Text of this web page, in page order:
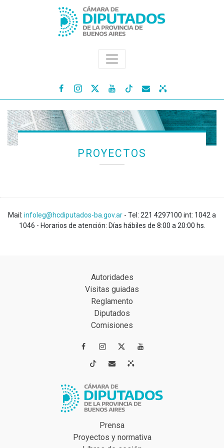
   
PROYECTOS
Mail: infoleg@hcdiputados-ba.gov.ar - Tel: 221 4297100 int: 1042 a
1046 - Horarios de atención: Días hábiles de 8:00 a 20:00 hs.
Autoridades
Visitas guiadas
Reglamento
Diputados
Comisiones
 
 
Prensa
Proyectos y normativa